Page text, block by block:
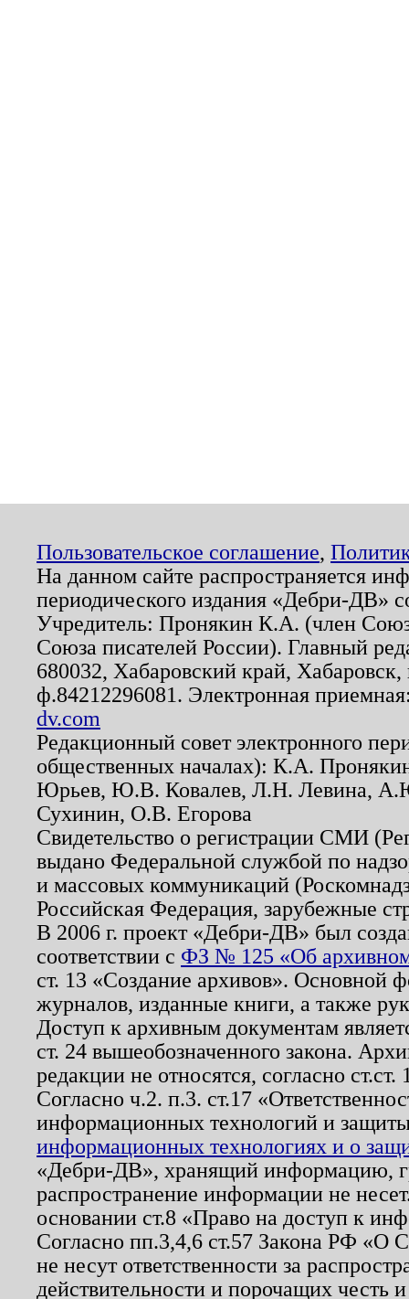
Пользовательское соглашение,
На данном сайте распространяется
периодического издания «Дебри-ДВ»
Учредитель: Пронякин К.А. (член
Союза писателей России). Главный
680032, Хабаровский край,
ф.84212296081. Электронная
dv.com
Редакционный совет электронного
общественных началах): К.А.
Юрьев, Ю.В. Ковалев, Л.Н. Левина,
Сухинин, О.В. Егорова
Свидетельство о регистрации СМИ
выдано Федеральной службой по
и массовых коммуникаций
Российская Федерация, зарубежные
В 2006 г. проект «Дебри-ДВ» был
соответствии с ФЗ № 125 «Об
ст. 13 «Создание архивов». Основной
журналов, изданные книги, а также
Доступ к архивным документам
ст. 24 вышеобозначенного закона.
редакции не относятся, согласно
Согласно ч.2. п.3. ст.17
информационных технологий и
информационных технологиях и о
«Дебри-ДВ», хранящий информацию,
распространение информации не
основании ст.8 «Право на доступ к
Согласно пп.3,4,6 ст.57 Закона РФ «О
не несут ответственности за
действительности и порочащих честь